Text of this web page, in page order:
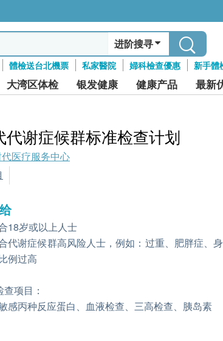
进阶搜寻
體檢送台北機票 私家醫院 婦科檢查優惠 新手體
大湾区体检 银发健康 健康产品 最新
代谢症候群标准检查计划
代医疗服务中心
18岁或以上人士
代谢症候群高风险人士，例如：过重、肥胖症、
例过高
项目：
感丙种反应蛋白、血液检查、三高检查、胰岛素